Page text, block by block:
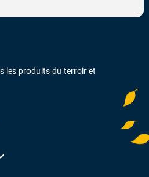
les produits du terroir et